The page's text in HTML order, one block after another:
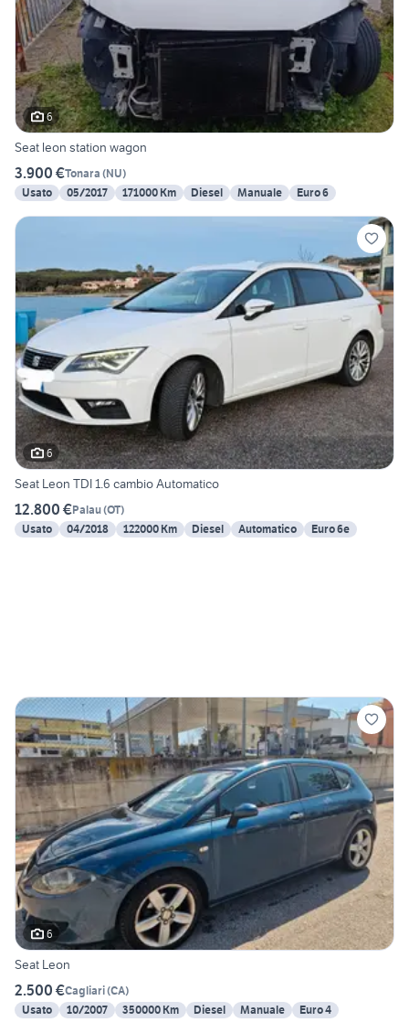
6
Seat leon station wagon
3.900 €Tonara (NU)
Usato
05/2017 171000 Km Diesel Manuale Euro 6
6
Seat Leon TDI 1.6 cambio Automatico
12.800 €Palau(OT)
Usato
04/2018 122000 Km Diesel Automatico Euro 6e
6
Seat Leon
2.500 €Cagliari(CA)
Usato
10/2007 350000 Km Diesel Manuale Euro 4